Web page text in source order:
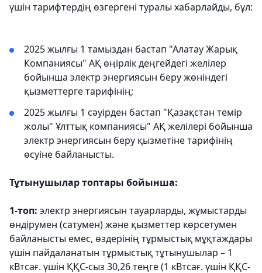
үшін тарифтердің өзгергені туралы хабарлайды, бұл:
2025 жылғы 1 тамыздан бастап "Алатау Жарық
Компаниясы" АҚ өңірлік деңгейдегі желілер
бойынша электр энергиясын беру жөніндегі
қызметтерге тарифінің;
2025 жылғы 1 сәуірден бастап "Қазақстан темір
жолы" Ұлттық компаниясы" АҚ желілері бойынша
электр энергиясын беру қызметіне тарифінің
өсуіне байланысты.
Тұтынушылар топтары бойынша:
1-топ: электр энергиясын тауарларды, жұмыстарды
өндірумен (сатумен) және қызметтер көрсетумен
байланысты емес, өздерінің тұрмыстық мұқтаждары
үшін пайдаланатын тұрмыстық тұтынушылар – 1
кВтсағ. үшін ҚҚС-сыз 30,26 теңге (1 кВтсағ. үшін ҚҚС-